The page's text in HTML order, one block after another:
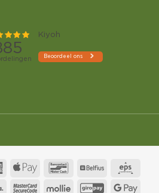
AmericanApple
BancontactBelfius
Klarna MasterCard
Mollie GiroPay